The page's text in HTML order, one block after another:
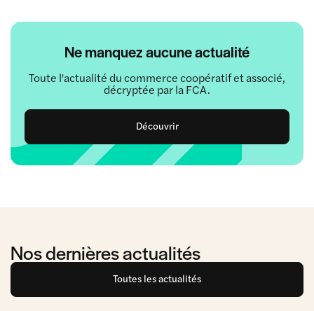
Ne manquez aucune actualité
Toute l'actualité du commerce coopératif et associé,
décryptée par la FCA.
Découvrir
Nos dernières actualités
Toutes les actualités